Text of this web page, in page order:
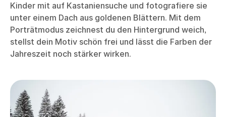
Kinder mit auf Kastaniensuche und fotografiere sie
unter einem Dach aus goldenen Blättern. Mit dem
Porträtmodus zeichnest du den Hintergrund weich,
stellst dein Motiv schön frei und lässt die Farben der
Jahreszeit noch stärker wirken.